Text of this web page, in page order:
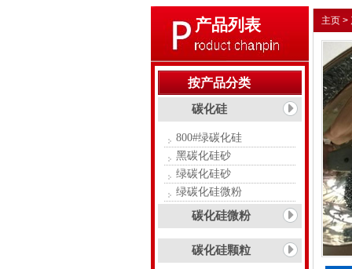
产品列表
按产品分类
碳化硅
800#绿碳化硅
黑碳化硅砂
绿碳化硅砂
绿碳化硅微粉
碳化硅微粉
碳化硅颗粒
主页 >